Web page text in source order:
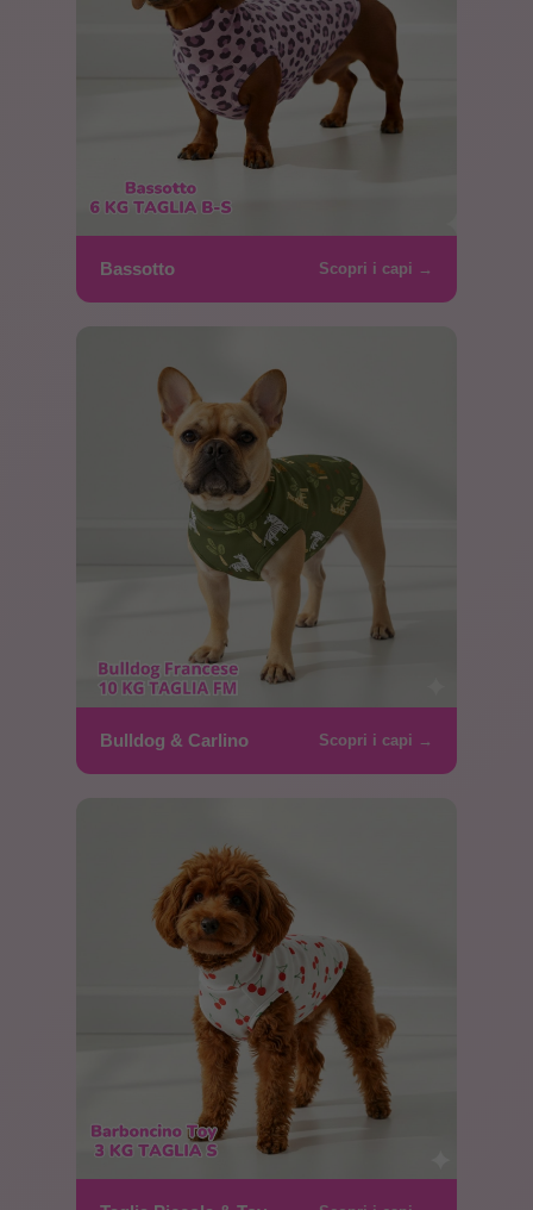
Bassotto Scopri i capi →
Bulldog & Carlino Scopri i capi →